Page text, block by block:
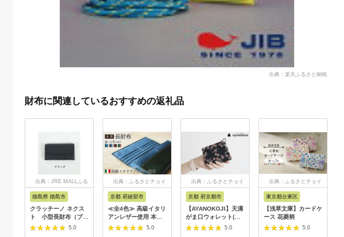
出典：楽天ふるさと納税
財布に関連しているおすすめの返礼品
出典：JRE MALLふる
徳島県 徳島市
クラッチーノ ネクス
ト 小型長財布（ブラ
ック）
5.0
出典：ふるさとチョイ
京都 府綾部市
≪全4色≫ 高級イタリ
アンレザー使用 本革
長財布 【 イタリアン
レザー ブッテーロ 長
5.0
出典：ふるさとチョイ
京都 府京都市
【AYANOKOJI】天溝
がま口ウォレット(流
花 黒)
5.0
出典：ふるさとチョイ
東京都台東区
【浅草文庫】カードケ
ース 花菱柄
5.0